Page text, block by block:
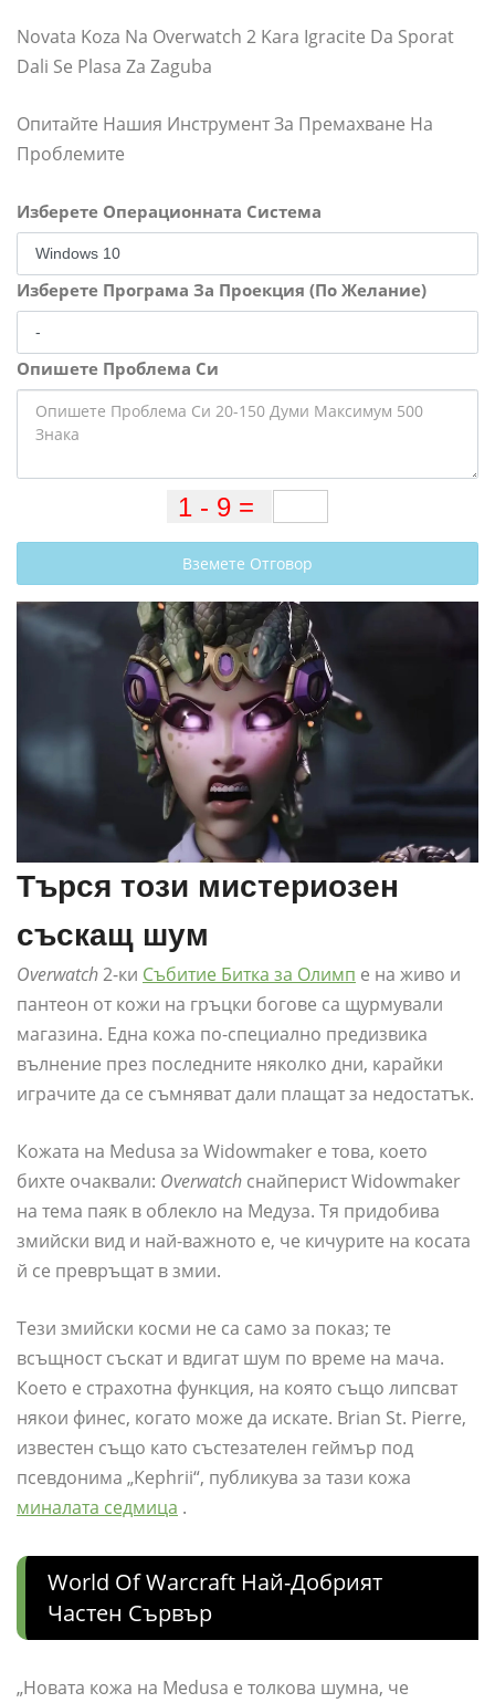
Novata Koza Na Overwatch 2 Kara Igracite Da Sporat
Dali Se Plasa Za Zaguba
Опитайте Нашия Инструмент За Премахване На
Проблемите
Изберете Операционната Система
Изберете Програма За Проекция (По Желание)
Опишете Проблема Си
Вземете Отговор
Търся този мистериозен
съскащ шум
Overwatch2-ки Събитие Битка за Олимп е на живо и
пантеон от кожи на гръцки богове са щурмували
магазина. Една кожа по-специално предизвика
вълнение през последните няколко дни, карайки
играчите да се съмняват дали плащат за недостатък.
Кожата на Medusa за Widowmaker е това, което
бихте очаквали: Overwatch снайперист Widowmaker
на тема паяк в облекло на Медуза. Тя придобива
змийски вид и най-важното е, че кичурите на косата
й се превръщат в змии.
Тези змийски косми не са само за показ; те
всъщност съскат и вдигат шум по време на мача.
Което е страхотна функция, на която също липсват
някои финес, когато може да искате. Brian St. Pierre,
известен също като състезателен геймър под
псевдонима „Kephrii“, публикува за тази кожа
миналата седмица .
World Of Warcraft Най-Добрият
Частен Сървър
„Новата кожа на Medusa е толкова шумна, че